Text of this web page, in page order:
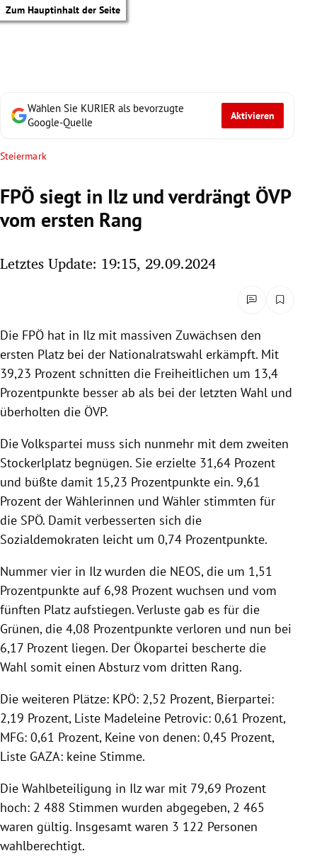
Zum Hauptinhalt der Seite
Untermenü
Untermenü
Untermenü
Untermenü
Untermenü
Untermenü
Untermenü
Untermenü
Wählen Sie KURIER als bevorzugte
Google-Quelle
Aktivieren
Steiermark
FPÖ siegt in Ilz und verdrängt ÖVP
vom ersten Rang
Letztes Update: 19:15, 29.09.2024
Die FPÖ hat in Ilz mit massiven Zuwächsen den
ersten Platz bei der Nationalratswahl erkämpft. Mit
39,23 Prozent schnitten die Freiheitlichen um 13,4
Prozentpunkte besser ab als bei der letzten Wahl und
überholten die ÖVP.
Die Volkspartei muss sich nunmehr mit dem zweiten
Stockerlplatz begnügen. Sie erzielte 31,64 Prozent
und büßte damit 15,23 Prozentpunkte ein. 9,61
Prozent der Wählerinnen und Wähler stimmten für
die SPÖ. Damit verbesserten sich die
Sozialdemokraten leicht um 0,74 Prozentpunkte.
Nummer vier in Ilz wurden die NEOS, die um 1,51
Prozentpunkte auf 6,98 Prozent wuchsen und vom
fünften Platz aufstiegen. Verluste gab es für die
Grünen, die 4,08 Prozentpunkte verloren und nun bei
6,17 Prozent liegen. Der Ökopartei bescherte die
Wahl somit einen Absturz vom dritten Rang.
Die weiteren Plätze: KPÖ: 2,52 Prozent, Bierpartei:
2,19 Prozent, Liste Madeleine Petrovic: 0,61 Prozent,
MFG: 0,61 Prozent, Keine von denen: 0,45 Prozent,
Liste GAZA: keine Stimme.
Die Wahlbeteiligung in Ilz war mit 79,69 Prozent
hoch: 2 488 Stimmen wurden abgegeben, 2 465
waren gültig. Insgesamt waren 3 122 Personen
wahlberechtigt.